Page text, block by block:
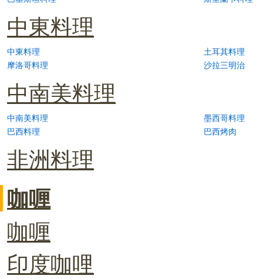
中東料理
中東料理
土耳其料理
摩洛哥料理
沙拉三明治
中南美料理
中南美料理
墨西哥料理
巴西料理
巴西烤肉
非洲料理
咖喱
咖喱
印度咖哩